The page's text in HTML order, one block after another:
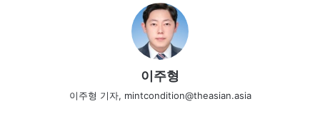
이주형
이주형 기자, mintcondition@theasian.asia